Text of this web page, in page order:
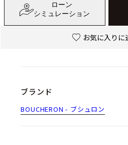
ローン
シミュレーション
お気に入りに
ブランド
BOUCHERON - ブシュロン